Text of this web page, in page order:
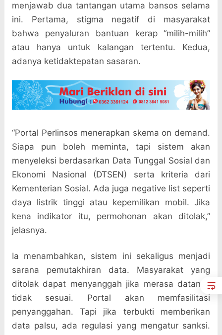
menjawab dua tantangan utama bansos selama
ini. Pertama, stigma negatif di masyarakat
bahwa penyaluran bantuan kerap “milih-milih”
atau hanya untuk kalangan tertentu. Kedua,
adanya ketidaktepatan sasaran.
“Portal Perlinsos menerapkan skema on demand.
Siapa pun boleh meminta, tapi sistem akan
menyeleksi berdasarkan Data Tunggal Sosial dan
Ekonomi Nasional (DTSEN) serta kriteria dari
Kementerian Sosial. Ada juga negative list seperti
daya listrik tinggi atau kepemilikan mobil. Jika
kena indikator itu, permohonan akan ditolak,”
jelasnya.
Ia menambahkan, sistem ini sekaligus menjadi
sarana pemutakhiran data. Masyarakat yang
ditolak dapat menyanggah jika merasa datanya
tidak sesuai. Portal akan memfasilitasi
penyanggahan. Tapi jika terbukti memberikan
data palsu, ada regulasi yang mengatur sanksi.